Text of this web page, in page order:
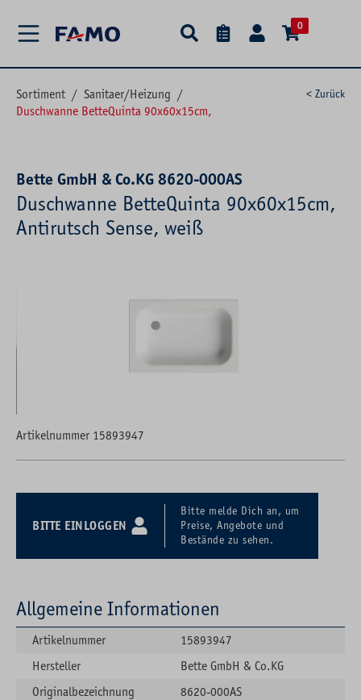
0
Sortiment / Sanitaer/Heizung /
Duschwanne BetteQuinta 90x60x15cm,
< Zurück
Bette GmbH & Co.KG 8620-000AS
Duschwanne BetteQuinta 90x60x15cm,
Antirutsch Sense, weiß
Artikelnummer 15893947
BITTE EINLOGGEN
Bitte melde Dich an, um
Preise, Angebote und
Bestände zu sehen.
Allgemeine Informationen
Artikelnummer
15893947
Hersteller
Bette GmbH & Co.KG
Originalbezeichnung
8620-000AS